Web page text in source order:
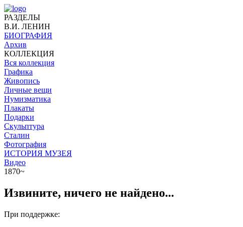
РАЗДЕЛЫ
В.И. ЛЕНИН
БИОГРАФИЯ
Архив
КОЛЛЕКЦИЯ
Вся коллекция
Графика
Живопись
Личные вещи
Нумизматика
Плакаты
Подарки
Скульптура
Сталин
Фотография
ИСТОРИЯ МУЗЕЯ
Видео
1870~
Извините, ничего не найдено...
При поддержке: